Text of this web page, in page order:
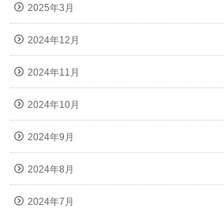
2025年3月
2024年12月
2024年11月
2024年10月
2024年9月
2024年8月
2024年7月